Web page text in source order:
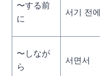
〜する前
に
서기 전에
〜しなが
ら
서면서